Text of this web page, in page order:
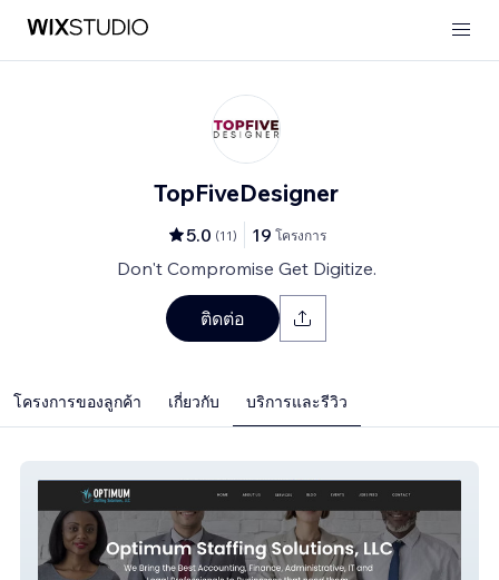
TopFiveDesigner
5.0 (11) 19 โครงการ
Don't Compromise Get Digitize.
ติดต่อ
โครงการของลูกค้า เกี่ยวกับ บริการและรีวิว